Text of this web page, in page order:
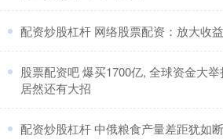
配资炒股杠杆 网络股票配资：放大收
股票配资吧 爆买1700亿, 全球资金大
居然还有大招
配资炒股杠杆 中俄粮食产量差距犹如